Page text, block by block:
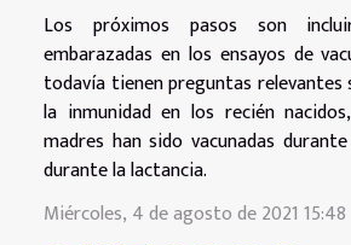
Los próximos pasos son
embarazadas en los ensayos de
todavía tienen preguntas relevantes
la inmunidad en los recién
madres han sido vacunadas
durante la lactancia.
Miércoles, 4 de agosto de 2021 15:48